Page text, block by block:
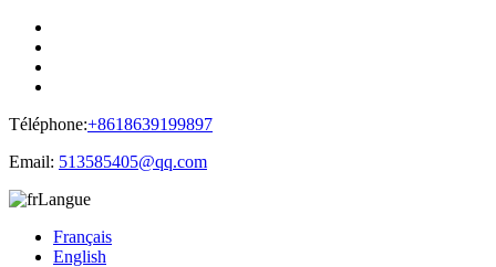
Téléphone:+8618639199897
Email: 513585405@qq.com
Langue
Français
English